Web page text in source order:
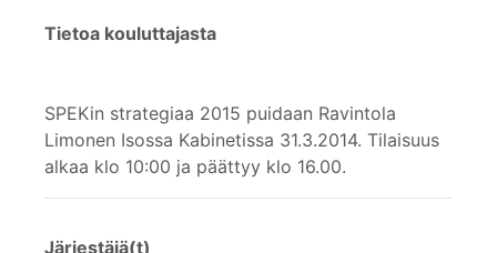
Tietoa kouluttajasta
SPEKin strategiaa 2015 puidaan Ravintola
Limonen Isossa Kabinetissa 31.3.2014. Tilaisuus
alkaa klo 10:00 ja päättyy klo 16.00.
Järjestäjä(t)